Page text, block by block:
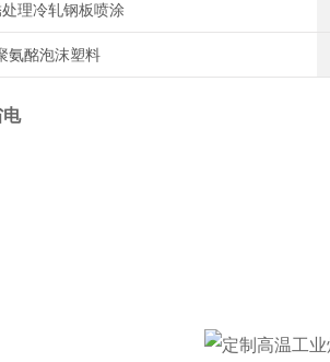
理冷轧钢板喷涂
氨酩泡沫塑料